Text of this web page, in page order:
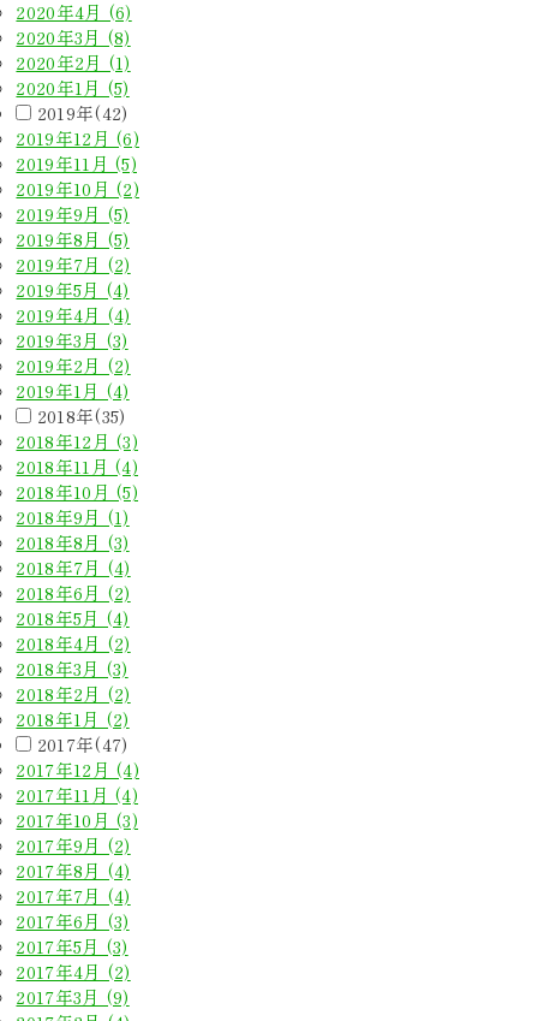
2020年4月 (6)
2020年3月 (8)
2020年2月 (1)
2020年1月 (5)
2019年(42)
2019年12月 (6)
2019年11月 (5)
2019年10月 (2)
2019年9月 (5)
2019年8月 (5)
2019年7月 (2)
2019年5月 (4)
2019年4月 (4)
2019年3月 (3)
2019年2月 (2)
2019年1月 (4)
2018年(35)
2018年12月 (3)
2018年11月 (4)
2018年10月 (5)
2018年9月 (1)
2018年8月 (3)
2018年7月 (4)
2018年6月 (2)
2018年5月 (4)
2018年4月 (2)
2018年3月 (3)
2018年2月 (2)
2018年1月 (2)
2017年(47)
2017年12月 (4)
2017年11月 (4)
2017年10月 (3)
2017年9月 (2)
2017年8月 (4)
2017年7月 (4)
2017年6月 (3)
2017年5月 (3)
2017年4月 (2)
2017年3月 (9)